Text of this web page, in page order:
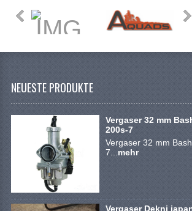
NEUESTE PRODUKTE
Vergaser 32 mm
200s-7
Vergaser 32 mm
7...mehr
Vergaser Dekni